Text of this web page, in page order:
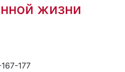
жизни
177